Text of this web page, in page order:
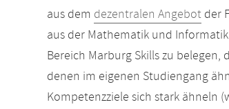
aus dem dezentralen Angebot der
aus der Mathematik und
Bereich Marburg Skills zu
denen im eigenen Studiengang
Kompetenzziele sich stark ähneln